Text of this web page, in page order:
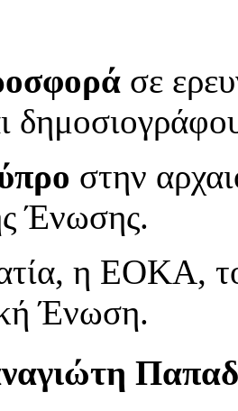
σε
στην
Ένωσης.
η ΕΟΚΑ,
Ένωση.